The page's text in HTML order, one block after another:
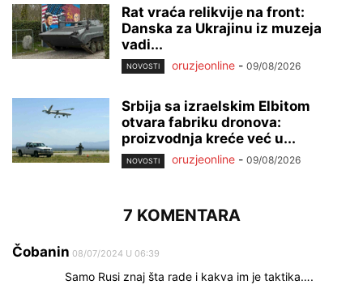
Rat vraća relikvije na front:
Danska za Ukrajinu iz muzeja
vadi...
NOVOSTI oruzjeonline - 09/08/2026
Srbija sa izraelskim Elbitom
otvara fabriku dronova:
proizvodnja kreće već u...
NOVOSTI oruzjeonline - 09/08/2026
7 KOMENTARA
Čobanin 08/07/2024 U 06:39
Samo Rusi znaj šta rade i kakva im je taktika….